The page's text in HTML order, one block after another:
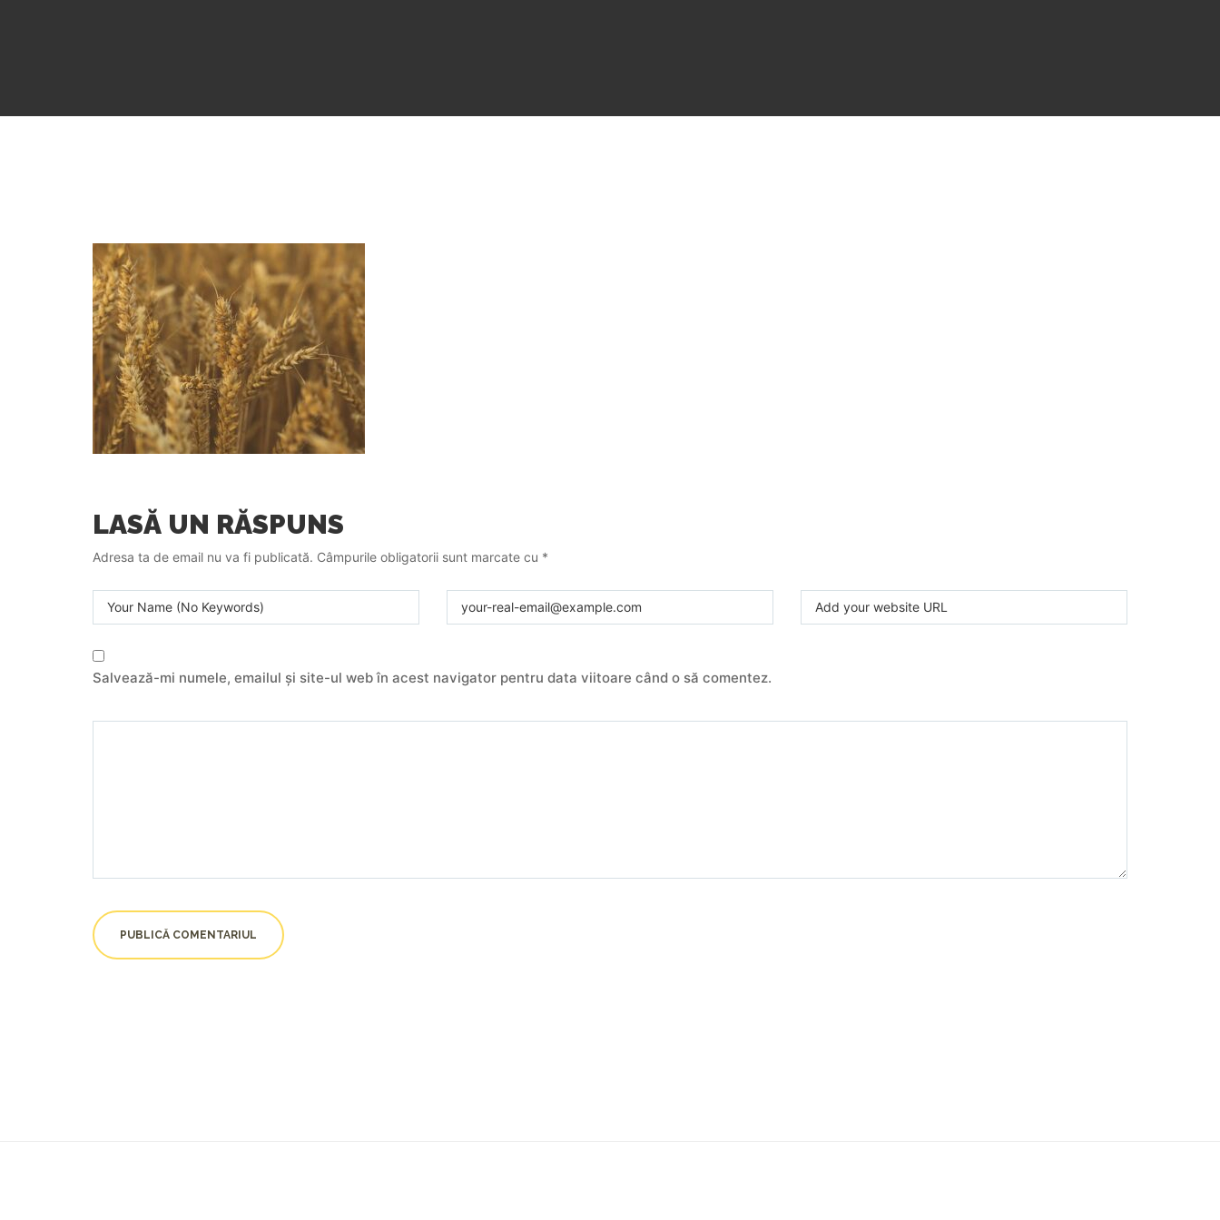
LASĂ UN RĂSPUNS
Adresa ta de email nu va fi publicată. Câmpurile obligatorii sunt marcate cu *
Salvează-mi numele, emailul și site-ul web în acest navigator pentru data viitoare când o să comentez.